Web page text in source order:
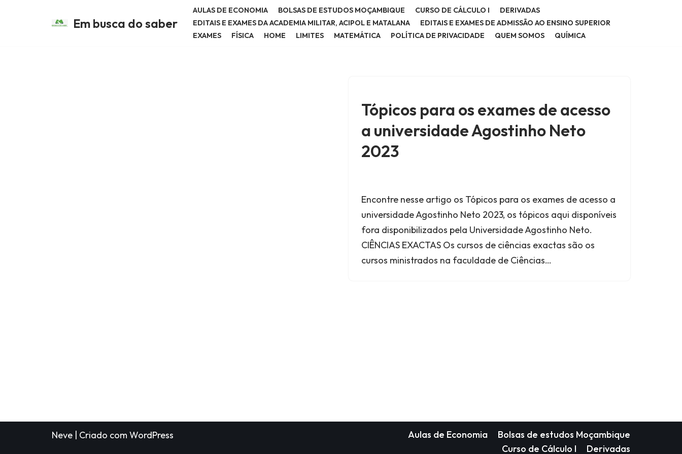
Em busca do saber
AULAS DE ECONOMIA BOLSAS DE ESTUDOS MOÇAMBIQUE CURSO DE CÁLCULO I
DERIVADAS
EDITAIS E EXAMES DA ACADEMIA MILITAR, ACIPOL E MATALANA
EDITAIS E EXAMES DE ADMISSÃO AO ENSINO SUPERIOR
EXAMES
FÍSICA HOME LIMITES MATEMÁTICA POLÍTICA DE PRIVACIDADE QUEM SOMOS QUÍMICA
Tópicos para os exames de acesso
a universidade Agostinho Neto
2023
Encontre nesse artigo os Tópicos para os exames de acesso a
universidade Agostinho Neto 2023, os tópicos aqui disponíveis
fora disponibilizados pela Universidade Agostinho Neto.
CIÊNCIAS EXACTAS Os cursos de ciências exactas são os
cursos ministrados na faculdade de Ciências…
Neve | Criado com WordPress Aulas de Economia
Bolsas de estudos Moçambique
Curso de Cálculo I
Derivadas